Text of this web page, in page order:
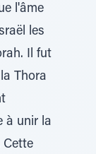
l'âme
les
Il fut
Thora
à unir la
Cette